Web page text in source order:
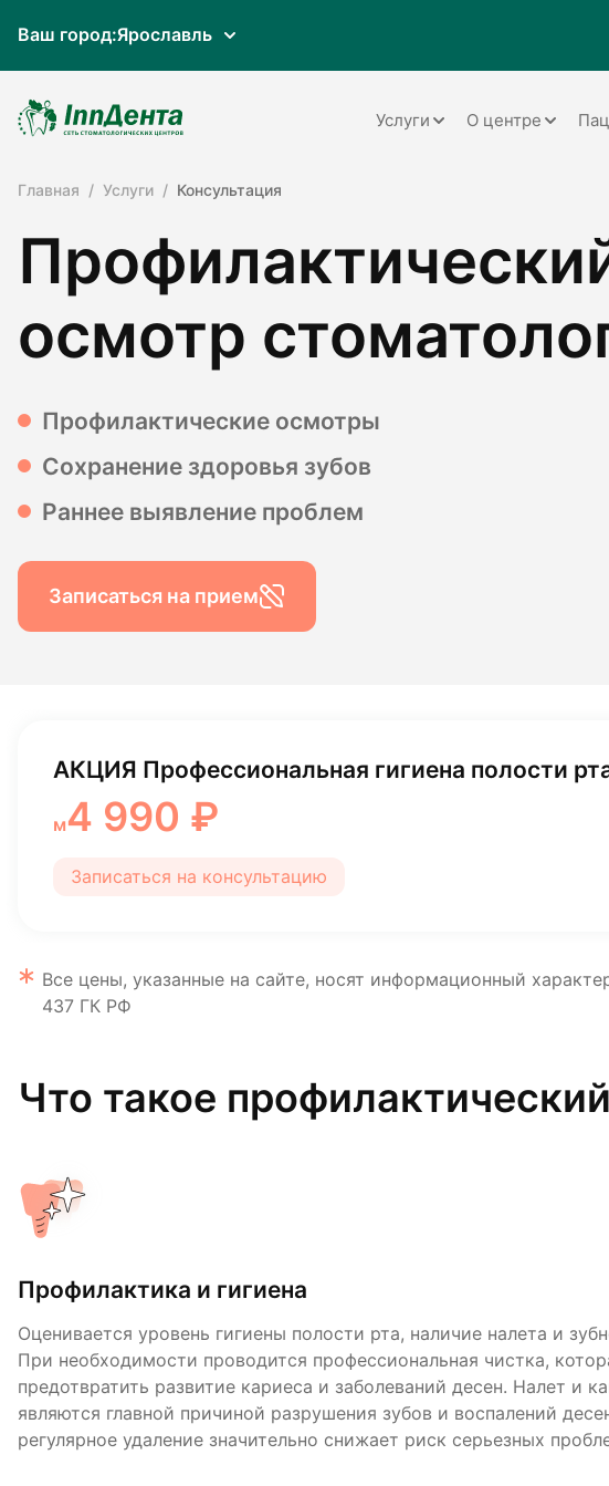
Ваш город:Ярославль
Услуги
Имплантация
Ортодонтия
О центре
Наши
Наше
Отзывы
Главная Услуги Консультация
осмотр
Профилактические осмотры
Сохранение здоровья зубов
Раннее выявление проблем
Записаться на прием
АКЦИЯ Профессиональная гигиена полости
м4 990 ₽
Записаться на консультацию
Все цены, указанные на сайте, носят информационный
437 ГК РФ
Что такое
Профилактика и гигиена
Оценивается уровень гигиены полости рта, наличие налета и
При необходимости проводится профессиональная чистка,
предотвратить развитие кариеса и заболеваний десен. Налет и
являются главной причиной разрушения зубов и воспалений
регулярное удаление значительно снижает риск серьезных
Диагностика состояния полости рта
Врач проводит тщательный осмотр зубов, десен и слизистой
выявляет кариес на ранних стадиях, признаки воспаления,
и другие возможные проблемы. При необходимости назначаются
дополнительные методы диагностики (например, рентген). Этот
необходим, чтобы обнаружить болезни до того, как они станут
Консультация и индивидуальные рекомендации
Стоматолог дает рекомендации по домашнему уходу, подбирает
гигиены (щетку, пасту, нить, ирригатор), рассказывает о
чистки и при необходимости составляет план дальнейшего
наблюдения. Тогда пациент сможет правильно заботиться о
укреплять эффект профилактики и избегать повторного